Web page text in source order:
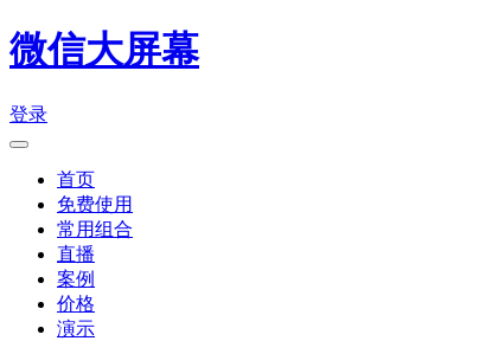
微信大屏幕
登录
首页
免费使用
常用组合
直播
案例
价格
演示